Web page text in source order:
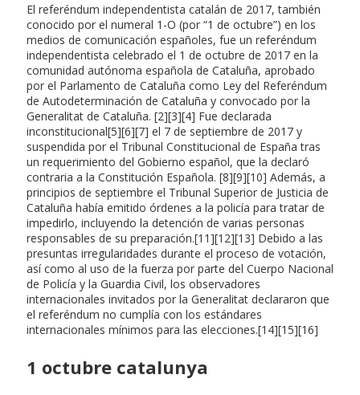
El referéndum independentista catalán de 2017, también
conocido por el numeral 1-O (por “1 de octubre”) en los
medios de comunicación españoles, fue un referéndum
independentista celebrado el 1 de octubre de 2017 en la
comunidad autónoma española de Cataluña, aprobado
por el Parlamento de Cataluña como Ley del Referéndum
de Autodeterminación de Cataluña y convocado por la
Generalitat de Cataluña. [2][3][4] Fue declarada
inconstitucional[5][6][7] el 7 de septiembre de 2017 y
suspendida por el Tribunal Constitucional de España tras
un requerimiento del Gobierno español, que la declaró
contraria a la Constitución Española. [8][9][10] Además, a
principios de septiembre el Tribunal Superior de Justicia de
Cataluña había emitido órdenes a la policía para tratar de
impedirlo, incluyendo la detención de varias personas
responsables de su preparación.[11][12][13] Debido a las
presuntas irregularidades durante el proceso de votación,
así como al uso de la fuerza por parte del Cuerpo Nacional
de Policía y la Guardia Civil, los observadores
internacionales invitados por la Generalitat declararon que
el referéndum no cumplía con los estándares
internacionales mínimos para las elecciones.[14][15][16]
1 octubre catalunya